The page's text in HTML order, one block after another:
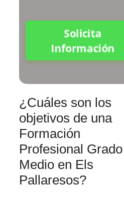
Solicita
Información
¿Cuáles son los
objetivos de una
Formación
Profesional Grado
Medio en Els
Pallaresos?